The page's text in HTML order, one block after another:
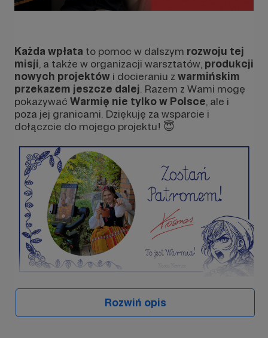
Każda wpłata to pomoc w dalszym rozwoju tej
misji , a także w organizacji warsztatów, produkcji
nowych projektów i docieraniu z warmińskim
przekazem jeszcze dalej . Razem z Wami mogę
pokazywać Warmię nie tylko w Polsce , ale i
poza jej granicami. Dziękuję za wsparcie i
dołączcie do mojego projektu! 😇
Rozwiń opis